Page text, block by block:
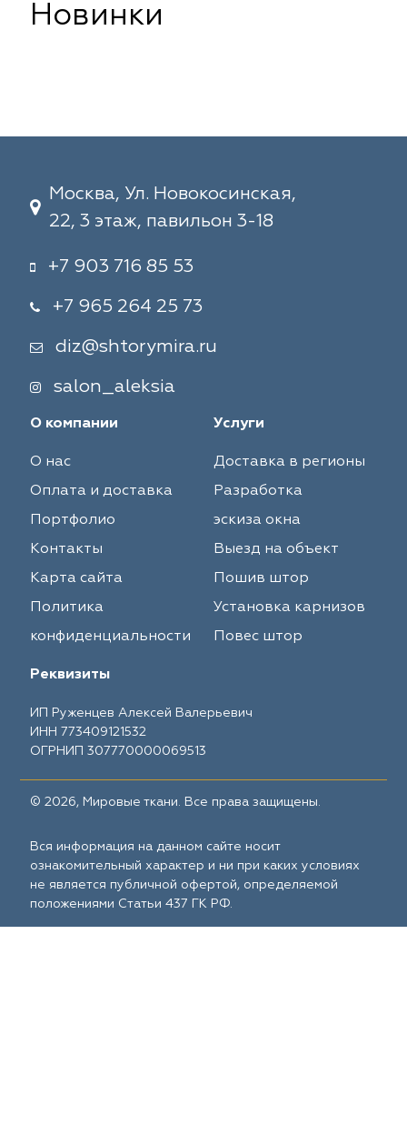
Новинки
Москва, Ул. Новокосинская,
22, 3 этаж, павильон 3-18
+7 903 716 85 53
+7 965 264 25 73
diz@shtorymira.ru
salon_aleksia
О компании
О нас
Оплата и доставка
Портфолио
Контакты
Карта сайта
Политика
конфиденциальности
Услуги
Доставка в регионы
Разработка
эскиза окна
Выезд на объект
Пошив штор
Установка карнизов
Повес штор
Реквизиты
ИП Руженцев Алексей Валерьевич
ИНН 773409121532
ОГРНИП 307770000069513
© 2026, Мировые ткани. Все права защищены.
Вся информация на данном сайте носит
ознакомительный характер и ни при каких условиях
не является публичной офертой, определяемой
положениями Статьи 437 ГК РФ.